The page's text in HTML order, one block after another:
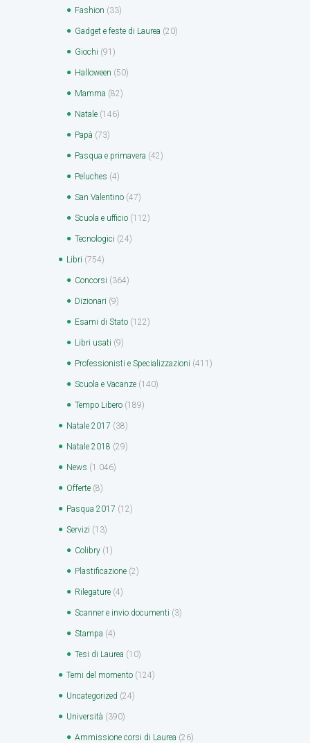
Fashion (33)
Gadget e feste di Laurea (20)
Giochi (91)
Halloween (50)
Mamma (82)
Natale (146)
Papà (73)
Pasqua e primavera (42)
Peluches (4)
San Valentino (47)
Scuola e ufficio (112)
Tecnologici (24)
Libri (754)
Concorsi (364)
Dizionari (9)
Esami di Stato (122)
Libri usati (9)
Professionisti e Specializzazioni (411)
Scuola e Vacanze (140)
Tempo Libero (189)
Natale 2017 (38)
Natale 2018 (29)
News (1.046)
Offerte (8)
Pasqua 2017 (12)
Servizi (13)
Colibry (1)
Plastificazione (2)
Rilegature (4)
Scanner e invio documenti (3)
Stampa (4)
Tesi di Laurea (10)
Temi del momento (124)
Uncategorized (24)
Università (390)
Ammissione corsi di Laurea (26)